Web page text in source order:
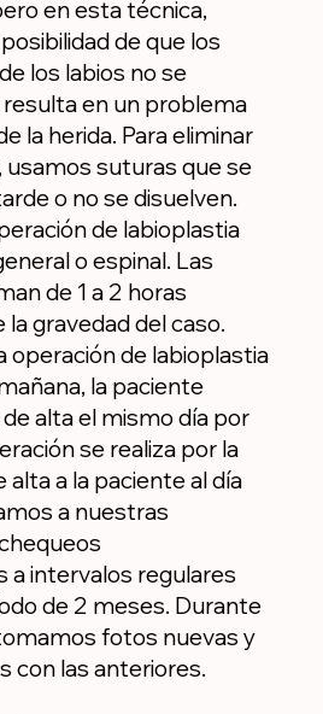
en esta técnica,
de que los
los labios no se
resulta en un problema
la herida. Para eliminar
usamos suturas que se
o no se disuelven.
de labioplastia
o espinal. Las
de 1 a 2 horas
gravedad del caso.
operación de labioplastia
la paciente
alta el mismo día por
se realiza por la
a la paciente al día
a nuestras
intervalos regulares
de 2 meses. Durante
fotos nuevas y
con las anteriores.